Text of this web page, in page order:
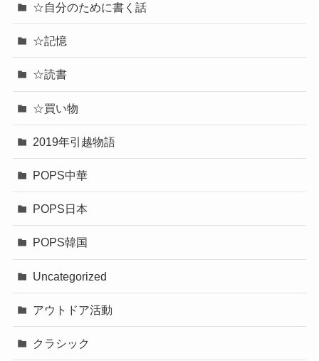
☆自分のために書く話
☆記憶
☆読書
☆買い物
2019年引越物語
POPS中華
POPS日本
POPS韓国
Uncategorized
アウトドア活動
クラシック